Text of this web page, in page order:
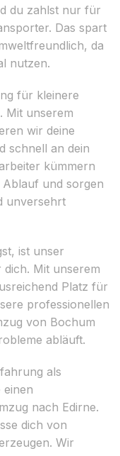
du zahlst nur für
Das spart
da
nutzen.
für kleinere
Mit unserem
wir deine
schnell an dein
kümmern
und sorgen
unversehrt
ist unser
Mit unserem
Platz für
professionellen
von Bochum
abläuft.
als
einen
nach Edirne.
dich von
Wir